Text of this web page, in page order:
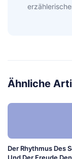
Ähnliche
Der Rhythmus Des